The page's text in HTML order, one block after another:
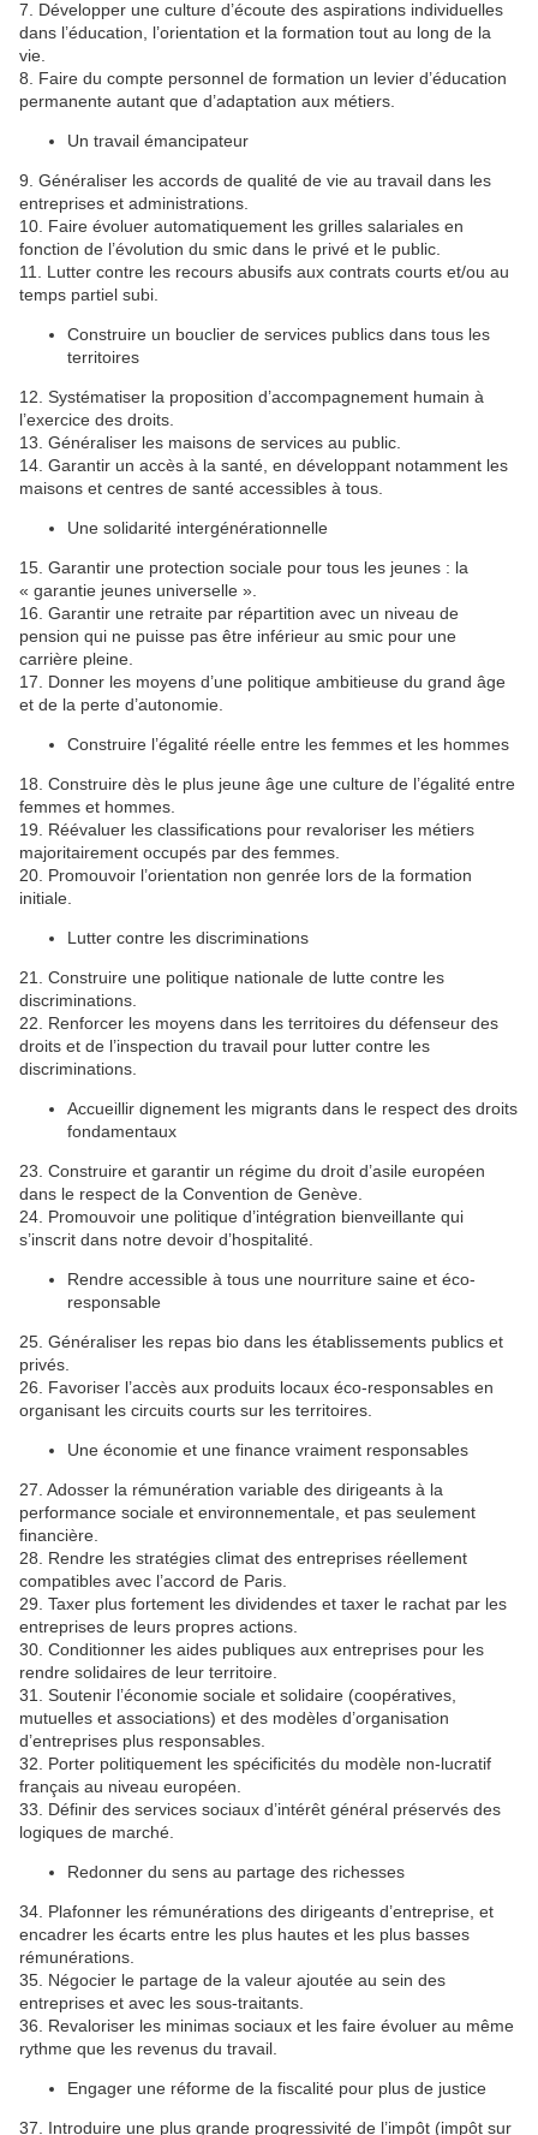
7. Développer une culture d’écoute des aspirations individuelles
dans l’éducation, l’orientation et la formation tout au long de la
vie.
8. Faire du compte personnel de formation un levier d’éducation
permanente autant que d’adaptation aux métiers.
Un travail émancipateur
9. Généraliser les accords de qualité de vie au travail dans les
entreprises et administrations.
10. Faire évoluer automatiquement les grilles salariales en
fonction de l’évolution du smic dans le privé et le public.
11. Lutter contre les recours abusifs aux contrats courts et/ou au
temps partiel subi.
Construire un bouclier de services publics dans tous les
territoires
12. Systématiser la proposition d’accompagnement humain à
l’exercice des droits.
13. Généraliser les maisons de services au public.
14. Garantir un accès à la santé, en développant notamment les
maisons et centres de santé accessibles à tous.
Une solidarité intergénérationnelle
15. Garantir une protection sociale pour tous les jeunes : la
« garantie jeunes universelle ».
16. Garantir une retraite par répartition avec un niveau de
pension qui ne puisse pas être inférieur au smic pour une
carrière pleine.
17. Donner les moyens d’une politique ambitieuse du grand âge
et de la perte d’autonomie.
Construire l’égalité réelle entre les femmes et les hommes
18. Construire dès le plus jeune âge une culture de l’égalité entre
femmes et hommes.
19. Réévaluer les classifications pour revaloriser les métiers
majoritairement occupés par des femmes.
20. Promouvoir l’orientation non genrée lors de la formation
initiale.
Lutter contre les discriminations
21. Construire une politique nationale de lutte contre les
discriminations.
22. Renforcer les moyens dans les territoires du défenseur des
droits et de l’inspection du travail pour lutter contre les
discriminations.
Accueillir dignement les migrants dans le respect des droits
fondamentaux
23. Construire et garantir un régime du droit d’asile européen
dans le respect de la Convention de Genève.
24. Promouvoir une politique d’intégration bienveillante qui
s’inscrit dans notre devoir d’hospitalité.
Rendre accessible à tous une nourriture saine et éco-
responsable
25. Généraliser les repas bio dans les établissements publics et
privés.
26. Favoriser l’accès aux produits locaux éco-responsables en
organisant les circuits courts sur les territoires.
Une économie et une finance vraiment responsables
27. Adosser la rémunération variable des dirigeants à la
performance sociale et environnementale, et pas seulement
financière.
28. Rendre les stratégies climat des entreprises réellement
compatibles avec l’accord de Paris.
29. Taxer plus fortement les dividendes et taxer le rachat par les
entreprises de leurs propres actions.
30. Conditionner les aides publiques aux entreprises pour les
rendre solidaires de leur territoire.
31. Soutenir l’économie sociale et solidaire (coopératives,
mutuelles et associations) et des modèles d’organisation
d’entreprises plus responsables.
32. Porter politiquement les spécificités du modèle non-lucratif
français au niveau européen.
33. Définir des services sociaux d’intérêt général préservés des
logiques de marché.
Redonner du sens au partage des richesses
34. Plafonner les rémunérations des dirigeants d’entreprise, et
encadrer les écarts entre les plus hautes et les plus basses
rémunérations.
35. Négocier le partage de la valeur ajoutée au sein des
entreprises et avec les sous-traitants.
36. Revaloriser les minimas sociaux et les faire évoluer au même
rythme que les revenus du travail.
Engager une réforme de la fiscalité pour plus de justice
37. Introduire une plus grande progressivité de l’impôt (impôt sur